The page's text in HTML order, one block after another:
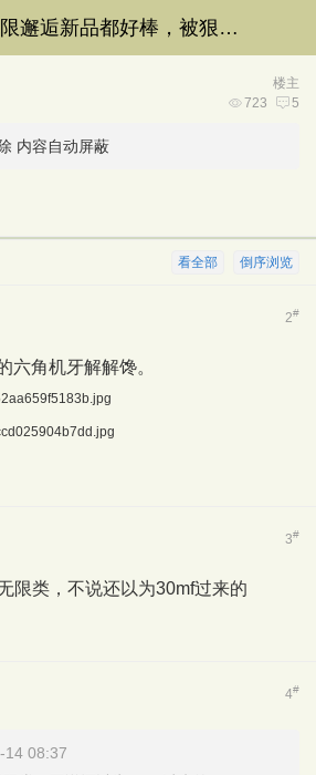
这次模型展无限邂逅新品都好棒，被狠狠种草了
楼主
723 5
内容自动屏蔽
倒序浏览
看全部
2#
六角机牙解解馋。
3#
限类，不说还以为30mf过来的
4#
14 08:37